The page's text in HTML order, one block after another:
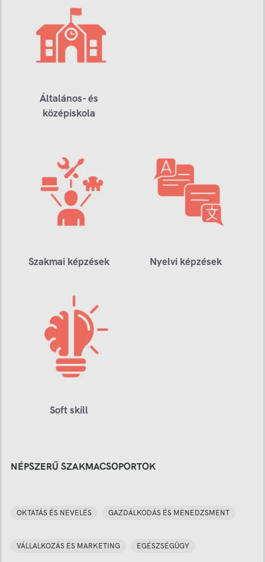
Általános- és
középiskola
Szakmai képzések Nyelvi képzések
Soft skill
NÉPSZERŰ SZAKMACSOPORTOK
OKTATÁS ÉS NEVELÉS GAZDÁLKODÁS ÉS MENEDZSMENT
VÁLLALKOZÁS ÉS MARKETING EGÉSZSÉGÜGY